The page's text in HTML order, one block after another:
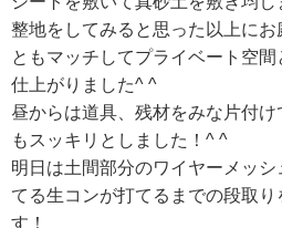
整地をしてみると思った以上に
ともマッチしてプライベート空
仕上がりました^ ^
昼からは道具、残材をみな片付
もスッキリとしました！^ ^
明日は土間部分のワイヤーメッ
てる生コンが打てるまでの段取り
す！